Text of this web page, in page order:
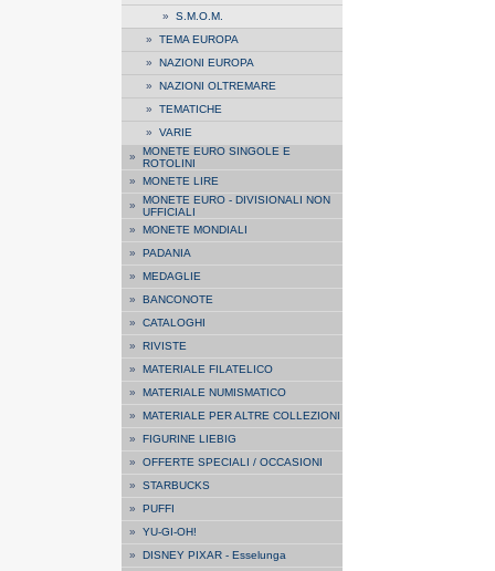
» S.M.O.M.
» TEMA EUROPA
» NAZIONI EUROPA
» NAZIONI OLTREMARE
» TEMATICHE
» VARIE
» MONETE EURO SINGOLE E
ROTOLINI
» MONETE LIRE
» MONETE EURO - DIVISIONALI NON
UFFICIALI
» MONETE MONDIALI
» PADANIA
» MEDAGLIE
» BANCONOTE
» CATALOGHI
» RIVISTE
» MATERIALE FILATELICO
» MATERIALE NUMISMATICO
» MATERIALE PER ALTRE COLLEZIONI
» FIGURINE LIEBIG
» OFFERTE SPECIALI / OCCASIONI
» STARBUCKS
» PUFFI
» YU-GI-OH!
» DISNEY PIXAR - Esselunga